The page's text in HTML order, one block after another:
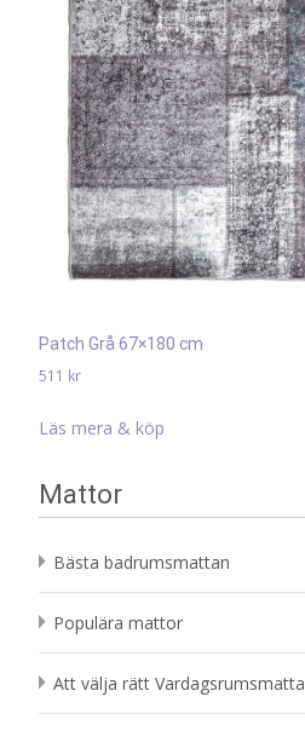
Patch Grå 67×180 cm
511 kr
Läs mera & köp
Mattor
Bästa badrumsmattan
Populära mattor
Att välja rätt Vardagsrumsmatta